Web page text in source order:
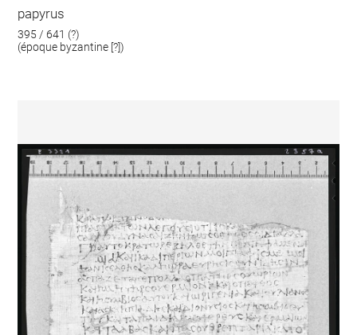
papyrus
395 / 641 (?)
(époque byzantine [?])